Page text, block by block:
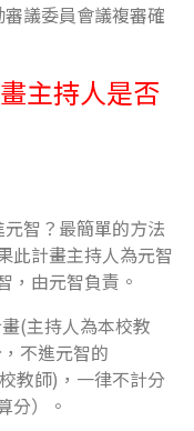
議委員會議複審確
主持人是否
智？最簡單的方法
此計畫主持人為元智
，由元智負責。
(主持人為本校教
不進元智的
教師)，一律不計分
分）。